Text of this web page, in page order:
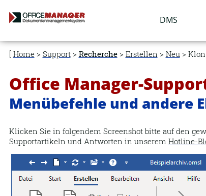
Navigation
überspringen
DMS
Home > Support> Recherche> Erstellen > Neu> Klon
Office Manager-
Menübefehle und andere
Klicken Sie in folgendem Screenshot bitte auf den
Supportartikeln und Antworten in unserem Hotline-